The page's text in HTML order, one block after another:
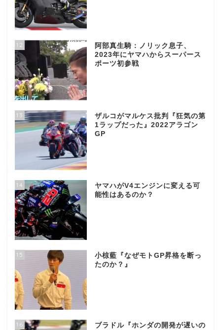
12
阿部真生騎：ノリック息子、
2023年にヤマハからスーパース
ポーツ初参戦
13
ザルコがマルケス批判『狂気の第
1ラップだった』2022アラゴン
GP
14
ヤマハがV4エンジンに変える可
能性はあるのか？
15
小椋藍『なぜモトGP昇格を断っ
たのか？』
16
ブラドル『ホンダの開発が遅いの